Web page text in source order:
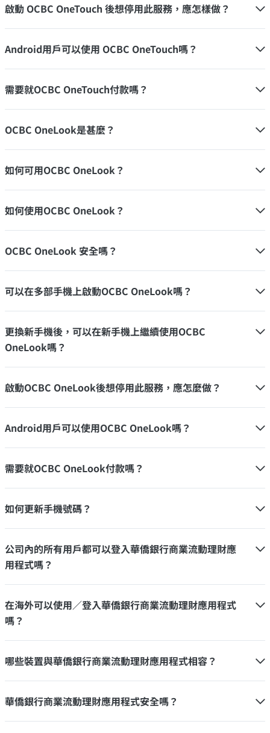
啟動 OCBC OneTouch 後想停用此服務，應怎樣做？
Android用戶可以使用 OCBC OneTouch嗎？
需要就OCBC OneTouch付款嗎？
OCBC OneLook是甚麼？
如何可用OCBC OneLook？
如何使用OCBC OneLook？
OCBC OneLook 安全嗎？
可以在多部手機上啟動OCBC OneLook嗎？
更換新手機後，可以在新手機上繼續使用OCBC
OneLook嗎？
啟動OCBC OneLook後想停用此服務，應怎麼做？
Android用戶可以使用OCBC OneLook嗎？
需要就OCBC OneLook付款嗎？
如何更新手機號碼？
公司內的所有用戶都可以登入華僑銀行商業流動理財應
用程式嗎？
在海外可以使用／登入華僑銀行商業流動理財應用程式
嗎？
哪些裝置與華僑銀行商業流動理財應用程式相容？
華僑銀行商業流動理財應用程式安全嗎？